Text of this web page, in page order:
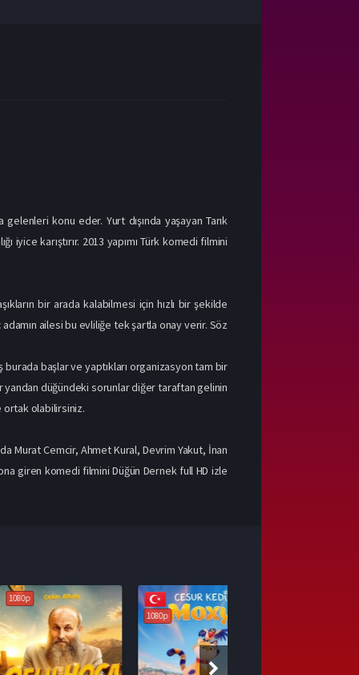
konu eder. Yurt dışında yaşayan Tarık
karıştırır. 2013 yapımı Türk komedi filmini
bir arada kalabilmesi için hızlı bir şekilde
ailesi bu evliliğe tek şartla onay verir. Söz
burada başlar ve yaptıkları organizasyon tam bir
yandan düğündeki sorunlar diğer taraftan gelinin
ortak olabilirsiniz.
Murat Cemcir, Ahmet Kural, Devrim Yakut, İnan
giren komedi filmini Düğün Dernek full HD izle
1080p